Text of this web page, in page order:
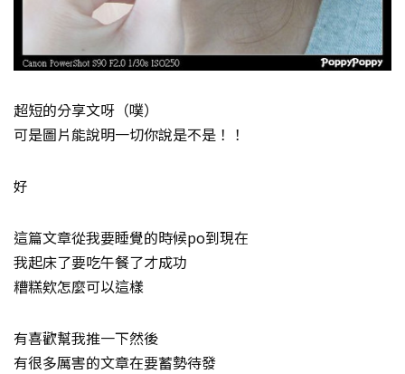
超短的分享文呀（噗）
可是圖片能說明一切你說是不是！！
好
這篇文章從我要睡覺的時候po到現在
我起床了要吃午餐了才成功
糟糕欸怎麼可以這樣
有喜歡幫我推一下然後
有很多厲害的文章在要蓄勢待發